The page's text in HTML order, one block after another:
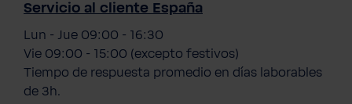
Servicio al cliente España
Lun - Jue 09:00 - 16:30
Vie 09:00 - 15:00 (excepto festivos)
Tiempo de respuesta promedio en días laborables
de 3h.